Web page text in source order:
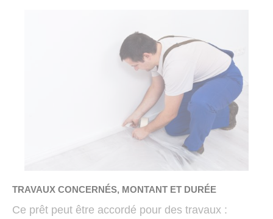
TRAVAUX CONCERNÉS, MONTANT ET DURÉE
Ce prêt peut être accordé pour des travaux :